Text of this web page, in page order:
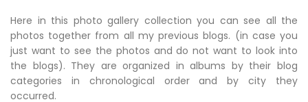
Here in this photo gallery collection you can see all the
photos together from all my previous blogs. (in case you
just want to see the photos and do not want to look into
the blogs). They are organized in albums by their blog
categories in chronological order and by city they
occurred.